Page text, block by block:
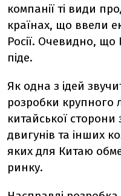
компанії ті види
країнах, що ввели
Росії. Очевидно,
піде.
Як одна з ідей
розробки крупного
китайської
двигунів та інших
яких для Китаю
ринку.